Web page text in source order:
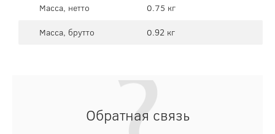
Масса, нетто
0.75 кг
Масса, брутто
0.92 кг
Обратная связь